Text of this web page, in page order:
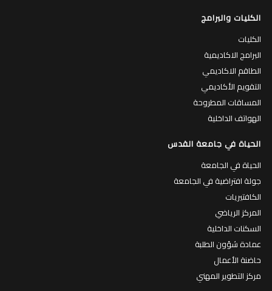
الكليات والبرامج
الكليات
البرامج الاكاديمية
الطاقم الاكاديمي
التقويم الأكاديمي
المساقات المطروحة
الهواتف الداخلية
الحياة في جامعة القدس
الحياة في الجامعة
جولة افتراضية في الجامعة
الكافتيريات
المركز الرياضي
السكنات الداخلية
عمادة شؤون الطلبة
حاضنة الأعمال
مركز التطوير المهني